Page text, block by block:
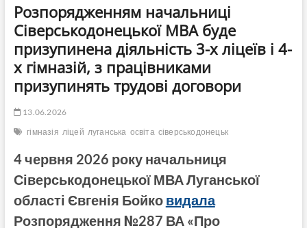
Розпорядженням начальниці
Сіверськодонецької МВА буде
призупинена діяльність 3-х ліцеїв і 4-
х гімназій, з працівниками
призупинять трудові договори
13.06.2026
гімназія ліцей луганська освіта сіверськодонецьк
4 червня 2026 року начальниця
Сіверськодонецької МВА Луганської
області Євгенія Бойко видала
Розпорядження №287 ВА «Про